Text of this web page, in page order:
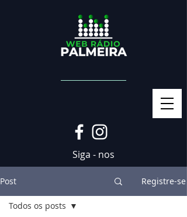
Siga - nos
Post Registre-se
Todos os posts